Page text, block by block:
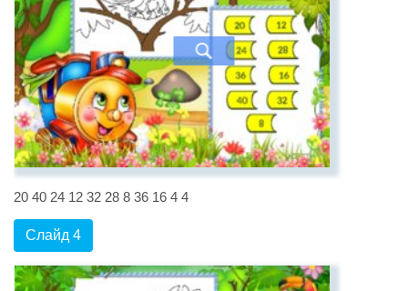
20 40 24 12 32 28 8 36 16 4 4
Слайд 4